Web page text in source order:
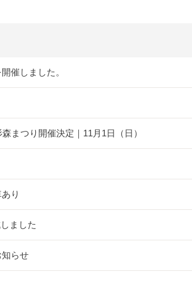
催しました。
まつり開催決定｜11月1日（日）
り
ました
らせ